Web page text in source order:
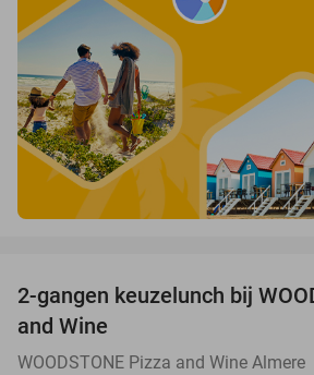
2-gangen keuzelunch bij
and Wine
WOODSTONE Pizza and Wine Almere